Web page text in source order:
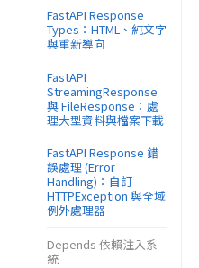
FastAPI Response
Types：HTML、純文字
與重新導向
FastAPI
StreamingResponse
與 FileResponse：處
理大型資料與檔案下載
FastAPI Response 錯
誤處理 (Error
Handling)：自訂
HTTPException 與全域
例外處理器
Depends 依賴注入系
統